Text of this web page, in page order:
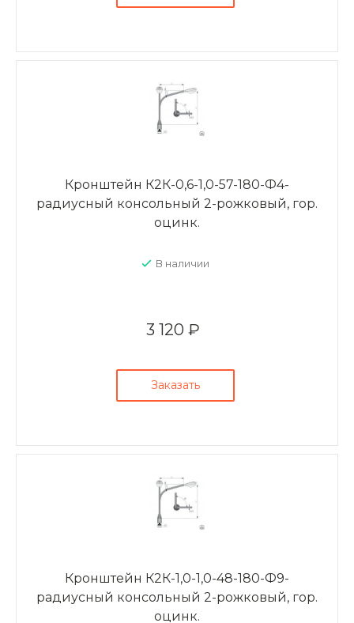
Кронштейн К2К-0,6-1,0-57-180-Ф4-
радиусный консольный 2-рожковый, гор.
оцинк.
В наличии
3 120 ₽
Заказать
Кронштейн К2К-1,0-1,0-48-180-Ф9-
радиусный консольный 2-рожковый, гор.
оцинк.